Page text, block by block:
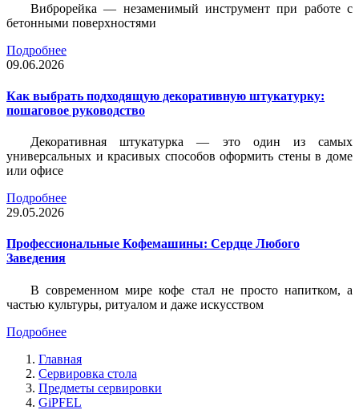
Виброрейка — незаменимый инструмент при работе с
бетонными поверхностями
Подробнее
09.06.2026
Как выбрать подходящую декоративную штукатурку:
пошаговое руководство
Декоративная штукатурка — это один из самых
универсальных и красивых способов оформить стены в доме
или офисе
Подробнее
29.05.2026
Профессиональные Кофемашины: Сердце Любого
Заведения
В современном мире кофе стал не просто напитком, а
частью культуры, ритуалом и даже искусством
Подробнее
Главная
Сервировка стола
Предметы сервировки
GiPFEL